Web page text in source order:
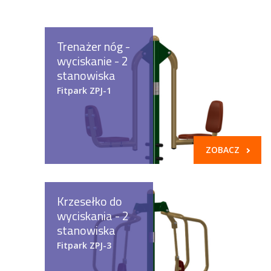
---- Huśtawki, karuzele
---- Linaria
---- Piaskownice
---- Równoważnie, belki, trapy
---- Workout
---- Zestawy zabawowe tematyczne
---- Urządzenia uzupełniające
-- Fitness
---- Siłownie zewnętrzne fitness
-- Stoły betonowe
Trenażer nóg -
wyciskanie - 2
stanowiska
Fitpark ZPJ-1
ZOBACZ
Krzesełko do
wyciskania - 2
stanowiska
Fitpark ZPJ-3